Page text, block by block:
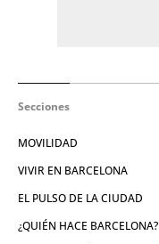
Secciones
MOVILIDAD
VIVIR EN BARCELONA
EL PULSO DE LA CIUDAD
¿QUIÉN HACE BARCELONA?